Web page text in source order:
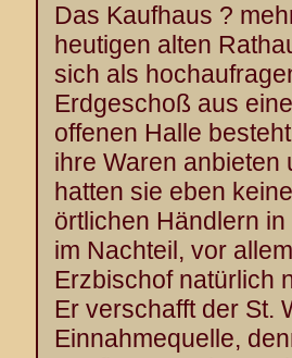
Das Kaufhaus ?
heutigen alten
sich als
Erdgeschoß aus
offenen Halle
ihre Waren anbieten
hatten sie eben
örtlichen Händlern
im Nachteil, vor
Erzbischof natürlich
Er verschafft der St.
Einnahmequelle,